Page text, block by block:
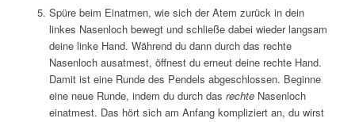
Spüre beim Einatmen, wie sich der Atem zurück in dein
linkes Nasenloch bewegt und schließe dabei wieder langsam
deine linke Hand. Während du dann durch das rechte
Nasenloch ausatmest, öffnest du erneut deine rechte Hand.
Damit ist eine Runde des Pendels abgeschlossen. Beginne
eine neue Runde, indem du durch das rechteNasenloch
einatmest. Das hört sich am Anfang kompliziert an, du wirst